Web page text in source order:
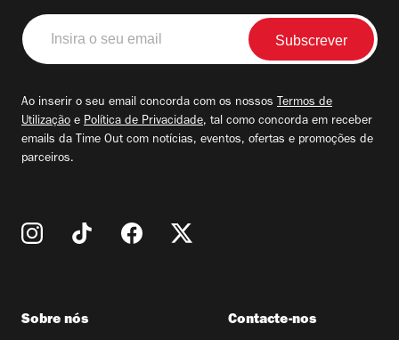
Insira
o
seu
Ao inserir o seu email concorda com os nossos Termos de
Utilização e Política de Privacidade, tal como concorda em receber
emails da Time Out com notícias, eventos, ofertas e promoções de
parceiros.
Sobre nós Contacte-nos